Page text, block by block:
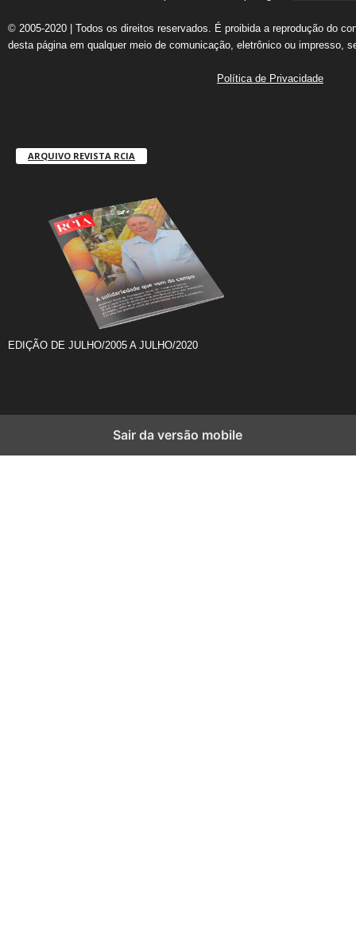
© 2005-2020 | Todos os direitos reservados. É proibida a reprodução do
desta página em qualquer meio de comunicação, eletrônico ou impresso,
Política de Privacidade
ARQUIVO REVISTA RCIA
EDIÇÃO DE JULHO/2005 A JULHO/2020
Sair da versão mobile